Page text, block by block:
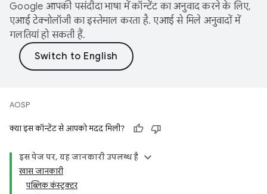
Google आपकी पसंदीदा भाषा में कॉन्टेंट का अनुवाद करने के लिए,
एआई टेक्नोलॉजी का इस्तेमाल करता है. एआई से मिले अनुवादों में
गलतियां हो सकती हैं.
AOSP
क्या इस कॉन्टेंट से आपको मदद मिली?
इस पेज पर, यह जानकारी उपलब्ध है
खास जानकारी
पब्लिक कंस्ट्रक्टर